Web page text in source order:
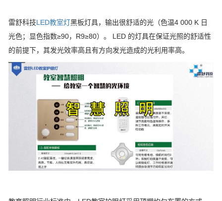
雷舒科技LED教室灯黑板灯具，输出很舒适的光（色温4 000 K 日
光色；显色指数≥90，R9≥80）。 LED 的灯具在保证光照的舒适性
的前提下，其发光效率高且有方向发光造成的光利用率高。